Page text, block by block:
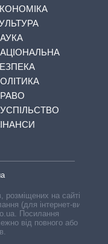
розміщених на сайті,
(для інтернет-видань
Посилання
від повного або